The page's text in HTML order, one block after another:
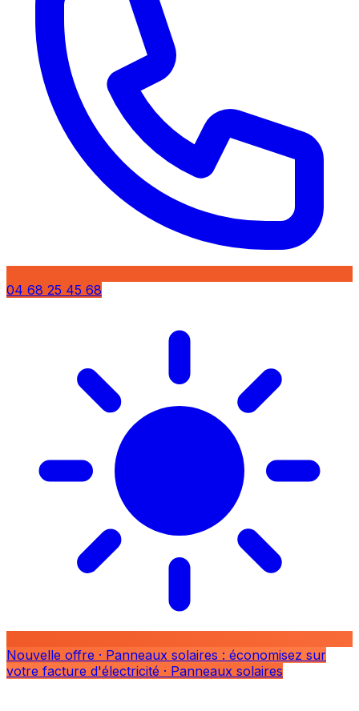
04 68 25 45 68
Nouvelle offre · Panneaux solaires : économisez sur
votre facture d'électricité · Panneaux solaires